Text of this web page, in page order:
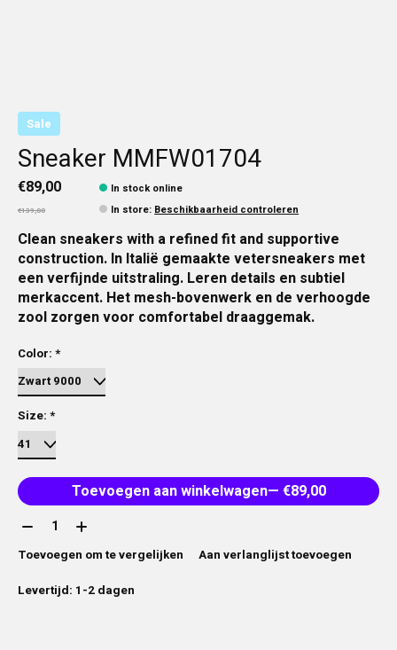
Sale
Sneaker MMFW01704
€89,00
€139,00
In stock online
In store: Beschikbaarheid controleren
Clean sneakers with a refined fit and supportive
construction. In Italië gemaakte vetersneakers met
een verfijnde uitstraling. Leren details en subtiel
merkaccent. Het mesh-bovenwerk en de verhoogde
zool zorgen voor comfortabel draaggemak.
Color: *
Size: *
Toevoegen aan winkelwagen
— €89,00
Aantal:
Toevoegen om te vergelijken
Aan verlanglijst toevoegen
Levertijd: 1-2 dagen